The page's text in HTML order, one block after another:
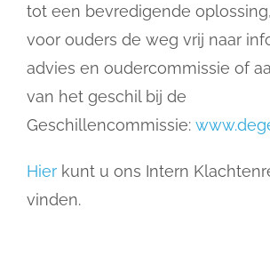
tot een bevredigende
voor ouders de weg vrij naar
advies en oudercommissie of
van het geschil bij de
Geschillencommissie:
Hier kunt u ons Intern
vinden.